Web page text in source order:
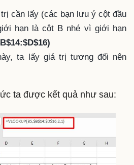
cần lấy (các bạn lưu ý cột đầu
hạn là cột B nhé vì giới hạn
ta lấy giá trị tương đối nên
ta được kết quả như sau: